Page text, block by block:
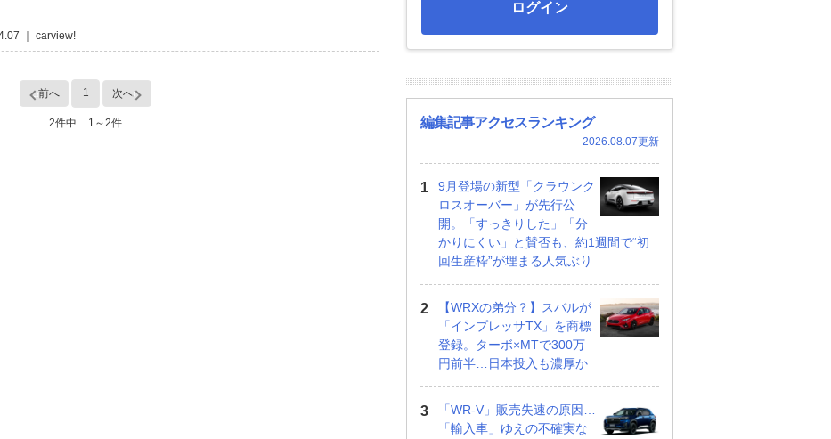
｜ carview!
前へ 1 次へ
2件中 1～2件
ログイン
編集記事アクセスランキング
2026.08.07更新
9月登場の新型「クラウンク
ロスオーバー」が先行公
開。「すっきりした」「分
かりにくい」と賛否も、約1週間で“初
回生産枠”が埋まる人気ぶり
【WRXの弟分？】スバルが
「インプレッサTX」を商標
登録。ターボ×MTで300万
円前半…日本投入も濃厚か
「WR-V」販売失速の原因…
「輸入車」ゆえの不確実な